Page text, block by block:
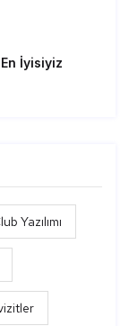
İyisiyiz
Yazılımı